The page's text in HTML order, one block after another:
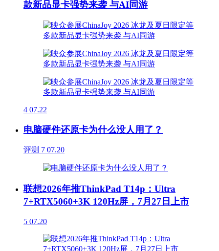
款新品显卡强势来袭 与AI同游
4 07.22
电脑硬件还原卡为什么没人用了？
评测 7 07.20
联想2026年推ThinkPad T14p：Ultra
7+RTX5060+3K 120Hz屏，7月27日上市
5 07.20